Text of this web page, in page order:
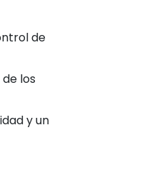
de
los
y un